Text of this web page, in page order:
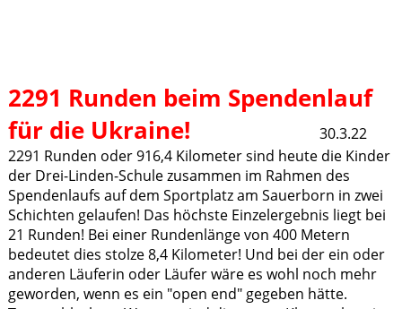
2291 Runden beim Spendenlauf
für die Ukraine! 30.3.22
2291 Runden oder 916,4 Kilometer sind heute die Kinder
der Drei-Linden-Schule zusammen im Rahmen des
Spendenlaufs auf dem Sportplatz am Sauerborn in zwei
Schichten gelaufen! Das höchste Einzelergebnis liegt bei
21 Runden! Bei einer Rundenlänge von 400 Metern
bedeutet dies stolze 8,4 Kilometer! Und bei der ein oder
anderen Läuferin oder Läufer wäre es wohl noch mehr
geworden, wenn es ein "open end" gegeben hätte.